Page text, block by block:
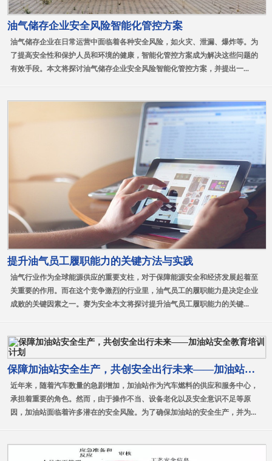
油气储存企业安全风险智能化管控方案
油气储存企业在日常运营中面临着各种安全风险，如火灾、泄漏、爆炸等。为
了提高安全性和保护人员和环境的健康，智能化管控方案成为解决这些问题的
有效手段。本文将探讨油气储存企业安全风险智能化管控方案，并提出一...
提升油气员工履职能力的关键方法与实践
油气行业作为全球能源供应的重要支柱，对于保障能源安全和经济发展起着至
关重要的作用。而在这个竞争激烈的行业里，油气员工的履职能力是决定企业
成败的关键因素之一。赛为安全本文将探讨提升油气员工履职能力的关键...
保障加油站安全生产，共创安全出行未来——加油站安全教育培训计划
近年来，随着汽车数量的急剧增加，加油站作为汽车燃料的供应和服务中心，
承担着重要的角色。然而，由于操作不当、设备老化以及安全意识不足等原
因，加油站面临着许多潜在的安全风险。为了确保加油站的安全生产，并为...